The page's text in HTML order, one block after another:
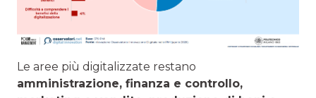
Le aree più digitalizzate restano
amministrazione, finanza e controllo,